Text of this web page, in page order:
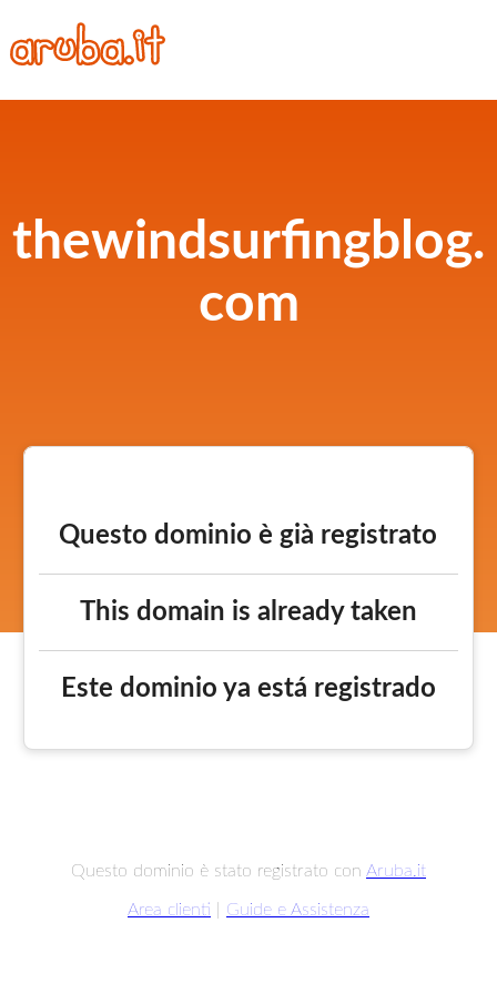
thewindsurfingblog.
com
Questo dominio è già registrato
This domain is already taken
Este dominio ya está registrado
Questo dominio è stato registrato con Aruba.it
Area clienti Guide e Assistenza